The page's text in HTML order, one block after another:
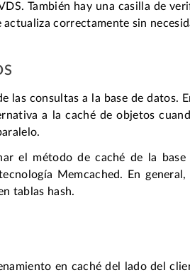
También hay una casilla de
actualiza correctamente sin
las consultas a la base de datos.
a la caché de objetos
el método de caché de la
Memcached. En
tablas hash.
en caché del lado del